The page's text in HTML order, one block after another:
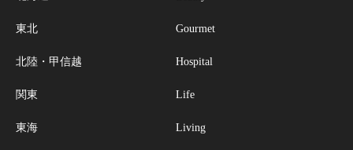
東北
北陸・甲信越
関東
東海
Gourmet
Hospital
Life
Living